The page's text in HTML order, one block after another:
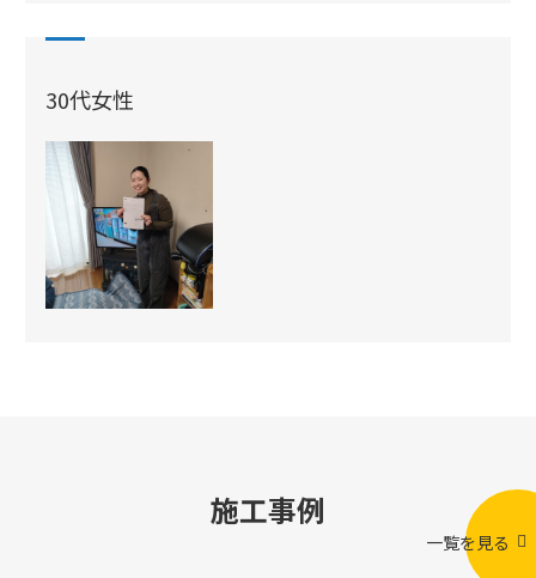
30代女性
施工事例
一覧を見る